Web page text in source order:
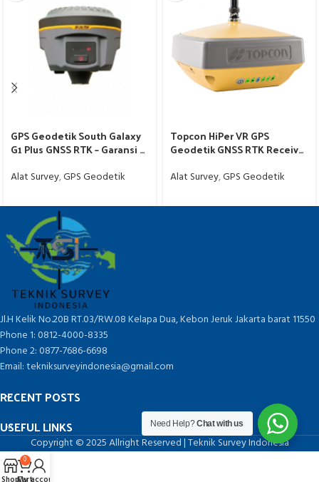
GPS Geodetik South Galaxy
G1 Plus GNSS RTK – Garansi 1
Alat Survey,GPS Geodetik
Topcon HiPer VR GPS
Geodetik GNSS RTK Receiver
Alat Survey,GPS Geodetik
Jl.H Kelik No.20B RT.03/RW.08 Kelapa Dua, Kebon Jeruk Jakarta barat 11550
Phone 1: 0812-4000-8335
Phone 2: 0877-7686-6698
Email: tekniksurveyindonesia@gmail.com
RECENT POSTS
USEFUL LINKS
Copyright © 2025 Allright Reserved | Teknik Survey Indonesia
Need Help?Chat with us
0